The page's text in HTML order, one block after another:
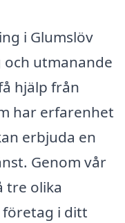
i Glumslöv
och utmanande
hjälp från
har erfarenhet
erbjuda en
Genom vår
tre olika
i ditt